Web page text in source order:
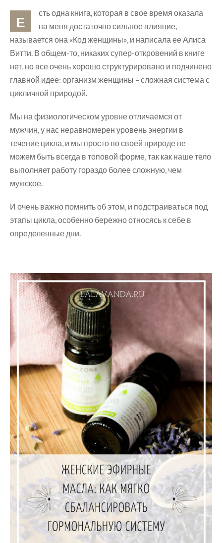
Е
сть одна книга, которая в свое время оказала
на меня достаточно сильное влияние,
называется она «Код женщины», и написала ее Алиса
Витти. В общем-то, никаких супер-откровений в книге
нет, но все очень хорошо структурировано и подчинено
главной идее: организм женщины – сложная система с
цикличной природой.
Мы на физиологическом уровне отличаемся от
мужчин, у нас неравномерен уровень энергии в
течение цикла, и мы просто по своей природе не
можем быть всегда в топовой форме, так как наше тело
выполняет работу гораздо более сложную, чем
мужское.
И очень важно помнить об этом, и подстраиваться под
этапы цикла, особенно бережно относясь к себе в
определенные дни.